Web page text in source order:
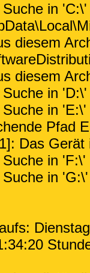
in 'C:\'
diesem
diesem
in
in 'E:\'
Pfad
Das Gerät
in
in